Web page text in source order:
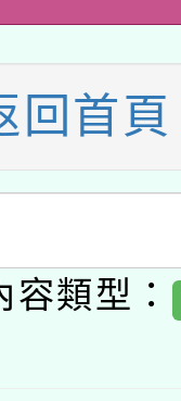
第2次
告(無人
動站研
度閱讀
研習
智慧
名單
教學軟
回首頁
類型：